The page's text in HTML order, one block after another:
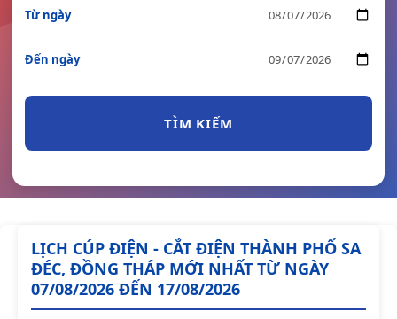
Từ ngày
Đến ngày
TÌM KIẾM
LỊCH CÚP ĐIỆN - CẮT ĐIỆN THÀNH PHỐ SA
ĐÉC, ĐỒNG THÁP MỚI NHẤT TỪ NGÀY
07/08/2026 ĐẾN 17/08/2026